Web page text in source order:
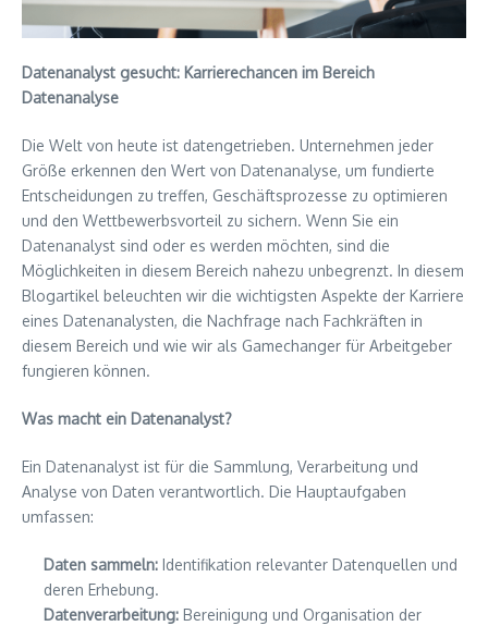
Datenanalyst gesucht: Karrierechancen im Bereich
Datenanalyse
Die Welt von heute ist datengetrieben. Unternehmen jeder
Größe erkennen den Wert von Datenanalyse, um fundierte
Entscheidungen zu treffen, Geschäftsprozesse zu optimieren
und den Wettbewerbsvorteil zu sichern. Wenn Sie ein
Datenanalyst sind oder es werden möchten, sind die
Möglichkeiten in diesem Bereich nahezu unbegrenzt. In diesem
Blogartikel beleuchten wir die wichtigsten Aspekte der Karriere
eines Datenanalysten, die Nachfrage nach Fachkräften in
diesem Bereich und wie wir als Gamechanger für Arbeitgeber
fungieren können.
Was macht ein Datenanalyst?
Ein Datenanalyst ist für die Sammlung, Verarbeitung und
Analyse von Daten verantwortlich. Die Hauptaufgaben
umfassen:
Daten sammeln: Identifikation relevanter Datenquellen und
deren Erhebung.
Datenverarbeitung: Bereinigung und Organisation der